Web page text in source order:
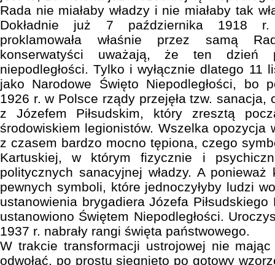
Rada nie miałaby władzy i nie miałaby tak
Dokładnie już 7 października 1918 r.
proklamowała właśnie przez samą
konserwatyści uważają, że ten dzień
niepodległości. Tylko i wyłącznie dlatego 11
jako Narodowe Święto Niepodległości, bo
1926 r. w Polsce rządy przejęła tzw.
z Józefem Piłsudskim, który zresztą
środowiskiem legionistów. Wszelka opozycja
z czasem bardzo mocno tępiona, czego
Kartuskiej, w którym fizycznie i
politycznych sanacyjnej władzy. A ponieważ
pewnych symboli, które jednoczyłyby ludzi
ustanowienia brygadiera Józefa
ustanowiono Świętem Niepodległości.
1937 r. nabrały rangi święta państwowego.
W trakcie transformacji ustrojowej nie
odwołać, po prostu sięgnięto po gotowy